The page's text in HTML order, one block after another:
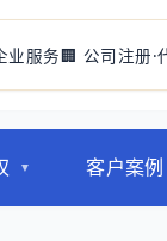
业服务🏢 公司注册·
客户案例